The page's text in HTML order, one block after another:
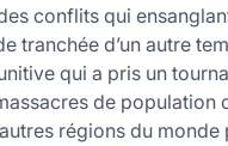
conflits qui
tranchée d’un autre
qui a pris un
de population
régions du monde